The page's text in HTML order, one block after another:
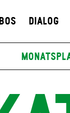
Dialog